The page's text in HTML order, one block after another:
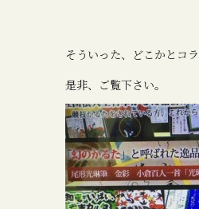
そういった、どこかとコ
是非、ご覧下さい。